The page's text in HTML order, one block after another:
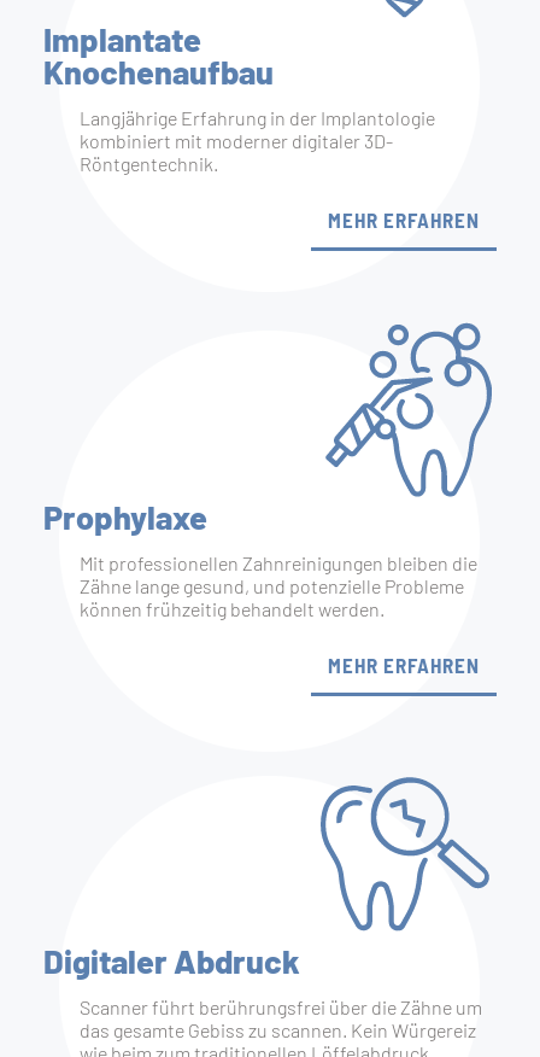
Implantate
Knochen­aufbau
Langjährige Erfahrung in der Implantologie
kombiniert mit moderner digitaler 3D-
Röntgentechnik.
MEHR ERFAHREN
Prophylaxe
Mit professionellen Zahnreinigungen bleiben die
Zähne lange gesund, und potenzielle Probleme
können frühzeitig behandelt werden.
MEHR ERFAHREN
Digitaler Abdruck
Scanner führt berührungsfrei über die Zähne um
das gesamte Gebiss zu scannen. Kein Würgereiz